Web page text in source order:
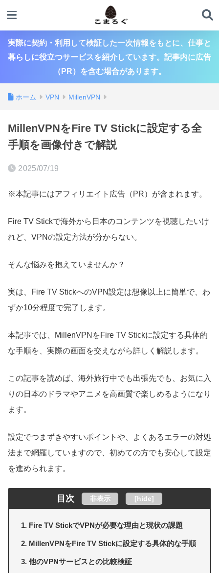
実際に契約・利用して検証した一次情報をもとに、仕事と
暮らしに役立つサービスを紹介しています。記事内に広告
（PR）を含む場合があります。
ホーム VPN MillenVPN
MillenVPNをFire TV Stickに設定する全
手順を画像付きで解説
2025/07/19
※本記事にはアフィリエイト広告（PR）が含まれます。
Fire TV Stickで海外から日本のコンテンツを視聴したいけ
れど、VPNの設定方法が分からない。
そんな悩みを抱えていませんか？
実は、Fire TV StickへのVPN設定は想像以上に簡単で、わ
ずか10分程度で完了します。
本記事では、MillenVPNをFire TV Stickに設定する具体的
な手順を、実際の画面を交えながら詳しく解説します。
この記事を読めば、海外旅行中でも出張先でも、お気に入
りの日本のドラマやアニメを高画質で楽しめるようになり
ます。
設定でつまずきやすいポイントや、よくあるエラーの対処
法まで網羅していますので、初めての方でも安心して設定
を進められます。
目次 非表示 [hide]
Fire TV StickでVPNが必要な理由と現状の課題
MillenVPNをFire TV Stickに設定する具体的な手順
他のVPNサービスとの比較検証